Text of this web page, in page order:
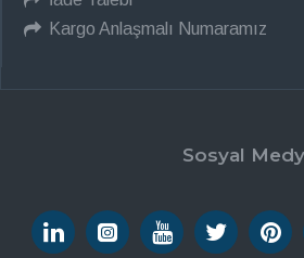
Kargo Anlaşmalı Numaramız
Sosyal